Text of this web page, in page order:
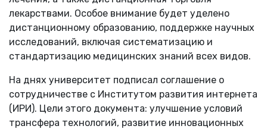
лекарствами. Особое внимание будет уделено
дистанционному образованию, поддержке научных
исследований, включая систематизацию и
стандартизацию медицинских знаний всех видов.
На днях университет подписал соглашение о
сотрудничестве с Институтом развития интернета
(ИРИ). Цели этого документа: улучшение условий
трансфера технологий, развитие инновационных